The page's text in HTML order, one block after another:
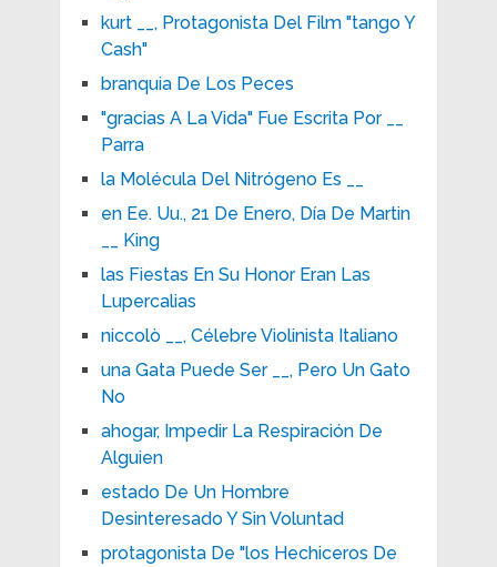
kurt __, Protagonista Del Film "tango Y
Cash"
branquia De Los Peces
"gracias A La Vida" Fue Escrita Por __
Parra
la Molécula Del Nitrógeno Es __
en Ee. Uu., 21 De Enero, Día De Martin
__ King
las Fiestas En Su Honor Eran Las
Lupercalias
niccolò __, Célebre Violinista Italiano
una Gata Puede Ser __, Pero Un Gato
No
ahogar, Impedir La Respiración De
Alguien
estado De Un Hombre
Desinteresado Y Sin Voluntad
protagonista De "los Hechiceros De